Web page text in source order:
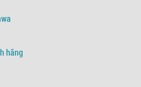
hãng